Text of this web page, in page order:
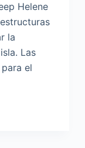
Helene
la
Las
el